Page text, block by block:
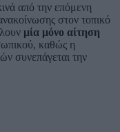
από την επόμενη
στον τοπικό
μία μόνο αίτηση
καθώς η
συνεπάγεται την